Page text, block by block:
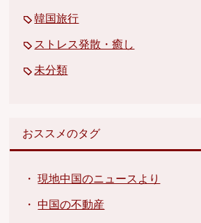
韓国旅行
ストレス発散・癒し
未分類
おススメのタグ
・現地中国のニュースより
・中国の不動産